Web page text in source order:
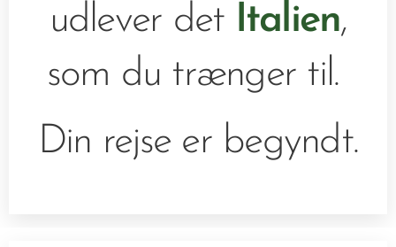
udlever det Italien,
som du trænger til.
Din rejse er begyndt.